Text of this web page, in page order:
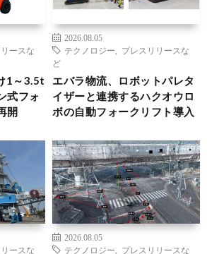
ースな
1～3.5t
式フォ
開
2026.08.05
テクノロジー
プレスリリースな
ど
エバラ物流、ロボットパレタ
イザーと連携するハクオウロ
ボの自動フォークリフト導入
ースな
2026.08.05
テクノロジー
プレスリリースな